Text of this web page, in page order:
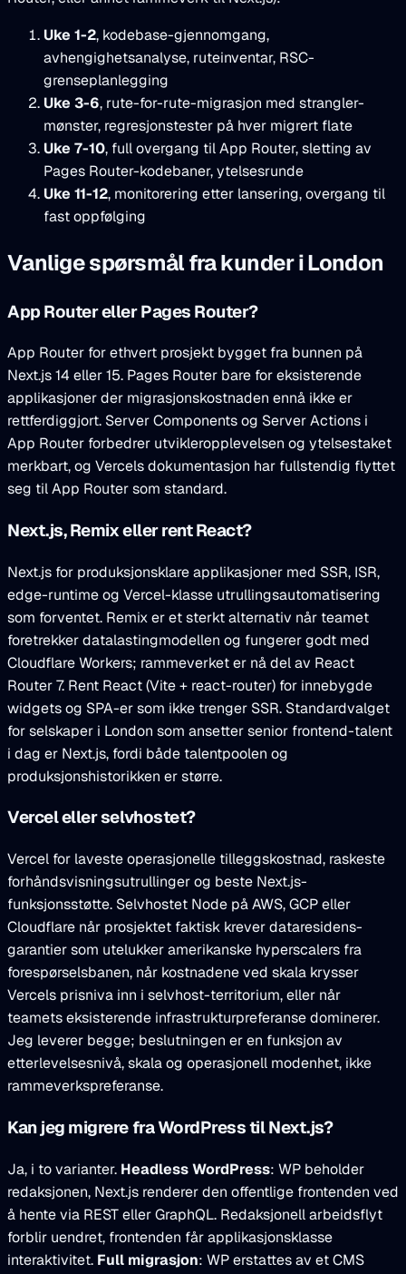
Uke 1-2, kodebase-gjennomgang,
avhengighetsanalyse, ruteinventar, RSC-
grenseplanlegging
Uke 3-6, rute-for-rute-migrasjon med strangler-
mønster, regresjonstester på hver migrert flate
Uke 7-10, full overgang til App Router, sletting av
Pages Router-kodebaner, ytelsesrunde
Uke 11-12, monitorering etter lansering, overgang til
fast oppfølging
Vanlige spørsmål fra kunder i London
App Router eller Pages Router?
App Router for ethvert prosjekt bygget fra bunnen på
Next.js 14 eller 15. Pages Router bare for eksisterende
applikasjoner der migrasjonskostnaden ennå ikke er
rettferdiggjort. Server Components og Server Actions i
App Router forbedrer utvikleropplevelsen og ytelsestaket
merkbart, og Vercels dokumentasjon har fullstendig flyttet
seg til App Router som standard.
Next.js, Remix eller rent React?
Next.js for produksjonsklare applikasjoner med SSR, ISR,
edge-runtime og Vercel-klasse utrullingsautomatisering
som forventet. Remix er et sterkt alternativ når teamet
foretrekker datalastingmodellen og fungerer godt med
Cloudflare Workers; rammeverket er nå del av React
Router 7. Rent React (Vite + react-router) for innebygde
widgets og SPA-er som ikke trenger SSR. Standardvalget
for selskaper i London som ansetter senior frontend-talent
i dag er Next.js, fordi både talentpoolen og
produksjonshistorikken er større.
Vercel eller selvhostet?
Vercel for laveste operasjonelle tilleggskostnad, raskeste
forhåndsvisningsutrullinger og beste Next.js-
funksjonsstøtte. Selvhostet Node på AWS, GCP eller
Cloudflare når prosjektet faktisk krever dataresidens-
garantier som utelukker amerikanske hyperscalers fra
forespørselsbanen, når kostnadene ved skala krysser
Vercels prisniva inn i selvhost-territorium, eller når
teamets eksisterende infrastrukturpreferanse dominerer.
Jeg leverer begge; beslutningen er en funksjon av
etterlevelsesnivå, skala og operasjonell modenhet, ikke
rammeverkspreferanse.
Kan jeg migrere fra WordPress til Next.js?
Ja, i to varianter. Headless WordPress: WP beholder
redaksjonen, Next.js renderer den offentlige frontenden ved
å hente via REST eller GraphQL. Redaksjonell arbeidsflyt
forblir uendret, frontenden får applikasjonsklasse
interaktivitet. Full migrasjon: WP erstattes av et CMS